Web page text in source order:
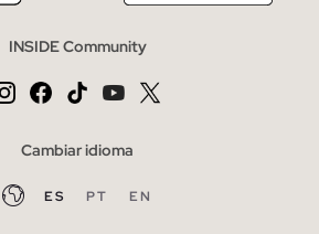
INSIDE Community
Cambiar idioma
ES PT EN